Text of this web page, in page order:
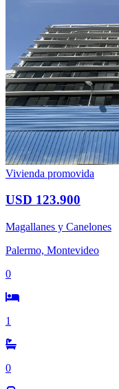
Vivienda promovida
USD 123.900
Magallanes y Canelones
Palermo, Montevideo
0
1
0